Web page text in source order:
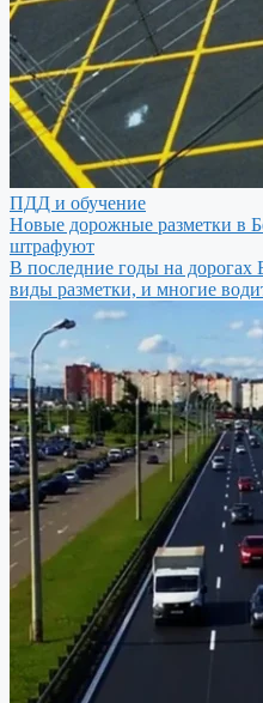
ПДД и обучение
Новые дорожные разметки в
штрафуют
В последние годы на дорогах
виды разметки, и многие